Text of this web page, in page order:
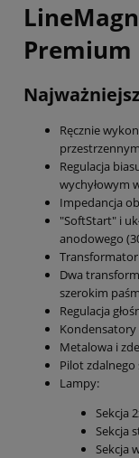
Premium
Ręcznie
Regulacja
wychyłowym
Impedancja
"SoftStart" i
anodowego
Transformator
Dwa
szerokim
Regulacja
Kondensatory
Metalowa i
Pilot
Lampy:
Sekcja
Sekcja
Sekcja